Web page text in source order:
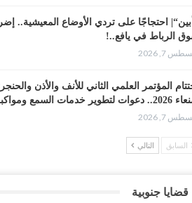
احتجاجًا على تردي الأوضاع المعيشية..
الرباط في يافع..!
7, 2026
المؤتمر العلمي الثاني للأنف والأذن
خدمات السمع ومواكبة التقنيات…
7, 2026
عصيان مدني واسع ورفض للتجنيد
السابق التالي
قضايا جنوبية